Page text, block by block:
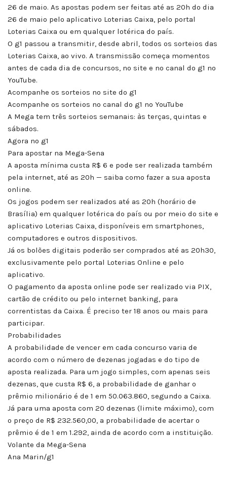
26 de maio. As apostas podem ser feitas até as 20h do dia
26 de maio pelo aplicativo Loterias Caixa, pelo portal
Loterias Caixa ou em qualquer lotérica do país.
O g1 passou a transmitir, desde abril, todos os sorteios das
Loterias Caixa, ao vivo. A transmissão começa momentos
antes de cada dia de concursos, no site e no canal do g1 no
YouTube.
Acompanhe os sorteios no site do g1
Acompanhe os sorteios no canal do g1 no YouTube
A Mega tem três sorteios semanais: às terças, quintas e
sábados.
Agora no g1
Para apostar na Mega-Sena
A aposta mínima custa R$ 6 e pode ser realizada também
pela internet, até as 20h — saiba como fazer a sua aposta
online.
Os jogos podem ser realizados até as 20h (horário de
Brasília) em qualquer lotérica do país ou por meio do site e
aplicativo Loterias Caixa, disponíveis em smartphones,
computadores e outros dispositivos.
Já os bolões digitais poderão ser comprados até as 20h30,
exclusivamente pelo portal Loterias Online e pelo
aplicativo.
O pagamento da aposta online pode ser realizado via PIX,
cartão de crédito ou pelo internet banking, para
correntistas da Caixa. É preciso ter 18 anos ou mais para
participar.
Probabilidades
A probabilidade de vencer em cada concurso varia de
acordo com o número de dezenas jogadas e do tipo de
aposta realizada. Para um jogo simples, com apenas seis
dezenas, que custa R$ 6, a probabilidade de ganhar o
prêmio milionário é de 1 em 50.063.860, segundo a Caixa.
Já para uma aposta com 20 dezenas (limite máximo), com
o preço de R$ 232.560,00, a probabilidade de acertar o
prêmio é de 1 em 1.292, ainda de acordo com a instituição.
Volante da Mega-Sena
Ana Marin/g1